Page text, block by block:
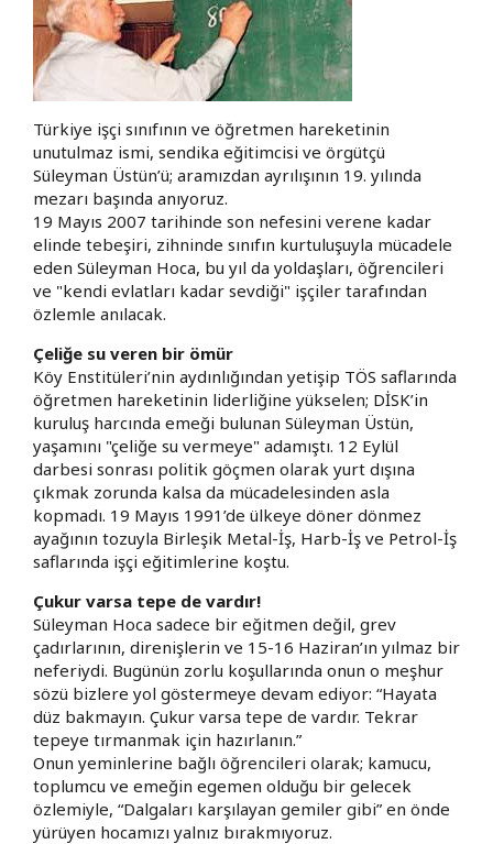
Türkiye işçi sınıfının ve öğretmen hareketinin
unutulmaz ismi, sendika eğitimcisi ve örgütçü
Süleyman Üstün’ü; aramızdan ayrılışının 19. yılında
mezarı başında anıyoruz.
​19 Mayıs 2007 tarihinde son nefesini verene kadar
elinde tebeşiri, zihninde sınıfın kurtuluşuyla mücadele
eden Süleyman Hoca, bu yıl da yoldaşları, öğrencileri
ve "kendi evlatları kadar sevdiği" işçiler tarafından
özlemle anılacak.
​Çeliğe su veren bir ömür
​Köy Enstitüleri’nin aydınlığından yetişip TÖS saflarında
öğretmen hareketinin liderliğine yükselen; DİSK’in
kuruluş harcında emeği bulunan Süleyman Üstün,
yaşamını "çeliğe su vermeye" adamıştı. 12 Eylül
darbesi sonrası politik göçmen olarak yurt dışına
çıkmak zorunda kalsa da mücadelesinden asla
kopmadı. 19 Mayıs 1991’de ülkeye döner dönmez
ayağının tozuyla Birleşik Metal-İş, Harb-İş ve Petrol-İş
saflarında işçi eğitimlerine koştu.
Çukur varsa tepe de vardır!
​Süleyman Hoca sadece bir eğitmen değil, grev
çadırlarının, direnişlerin ve 15-16 Haziran’ın yılmaz bir
neferiydi. Bugünün zorlu koşullarında onun o meşhur
sözü bizlere yol göstermeye devam ediyor: “Hayata
düz bakmayın. Çukur varsa tepe de vardır. Tekrar
tepeye tırmanmak için hazırlanın.”
​Onun yeminlerine bağlı öğrencileri olarak; kamucu,
toplumcu ve emeğin egemen olduğu bir gelecek
özlemiyle, “Dalgaları karşılayan gemiler gibi” en önde
yürüyen hocamızı yalnız bırakmıyoruz.